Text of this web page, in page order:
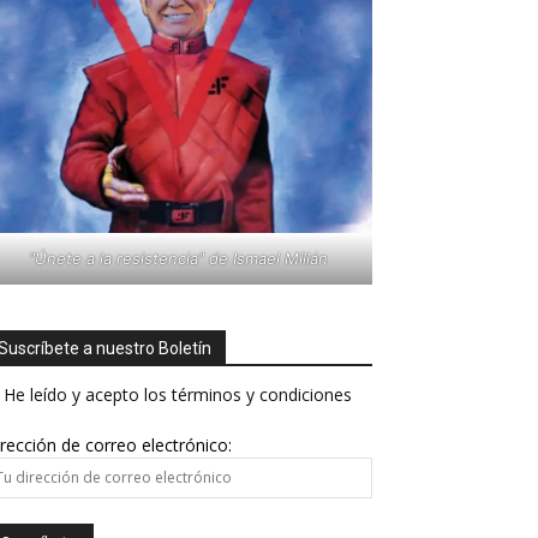
"Únete a la resistencia" de Ismael Millán
a nuestro Boletín
He leído y acepto los términos y condiciones
de correo electrónico: